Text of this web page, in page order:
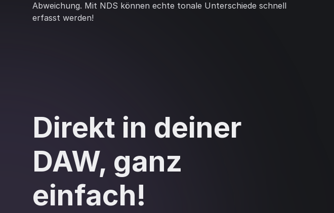
Abweichung. Mit NDS können echte tonale Unterschiede schnell
erfasst werden!
Direkt in deiner
DAW, ganz
einfach!